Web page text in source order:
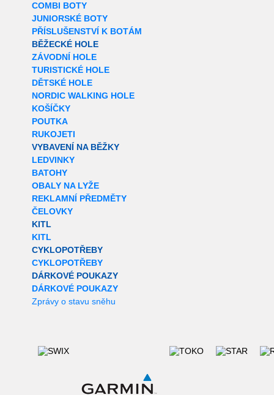
COMBI BOTY
JUNIORSKÉ BOTY
PŘÍSLUŠENSTVÍ K BOTÁM
BĚŽECKÉ HOLE
ZÁVODNÍ HOLE
TURISTICKÉ HOLE
DĚTSKÉ HOLE
NORDIC WALKING HOLE
KOŠÍČKY
POUTKA
RUKOJETI
VYBAVENÍ NA BĚŽKY
LEDVINKY
BATOHY
OBALY NA LYŽE
REKLAMNÍ PŘEDMĚTY
ČELOVKY
KITL
KITL
CYKLOPOTŘEBY
CYKLOPOTŘEBY
DÁRKOVÉ POUKAZY
DÁRKOVÉ POUKAZY
Zprávy o stavu sněhu